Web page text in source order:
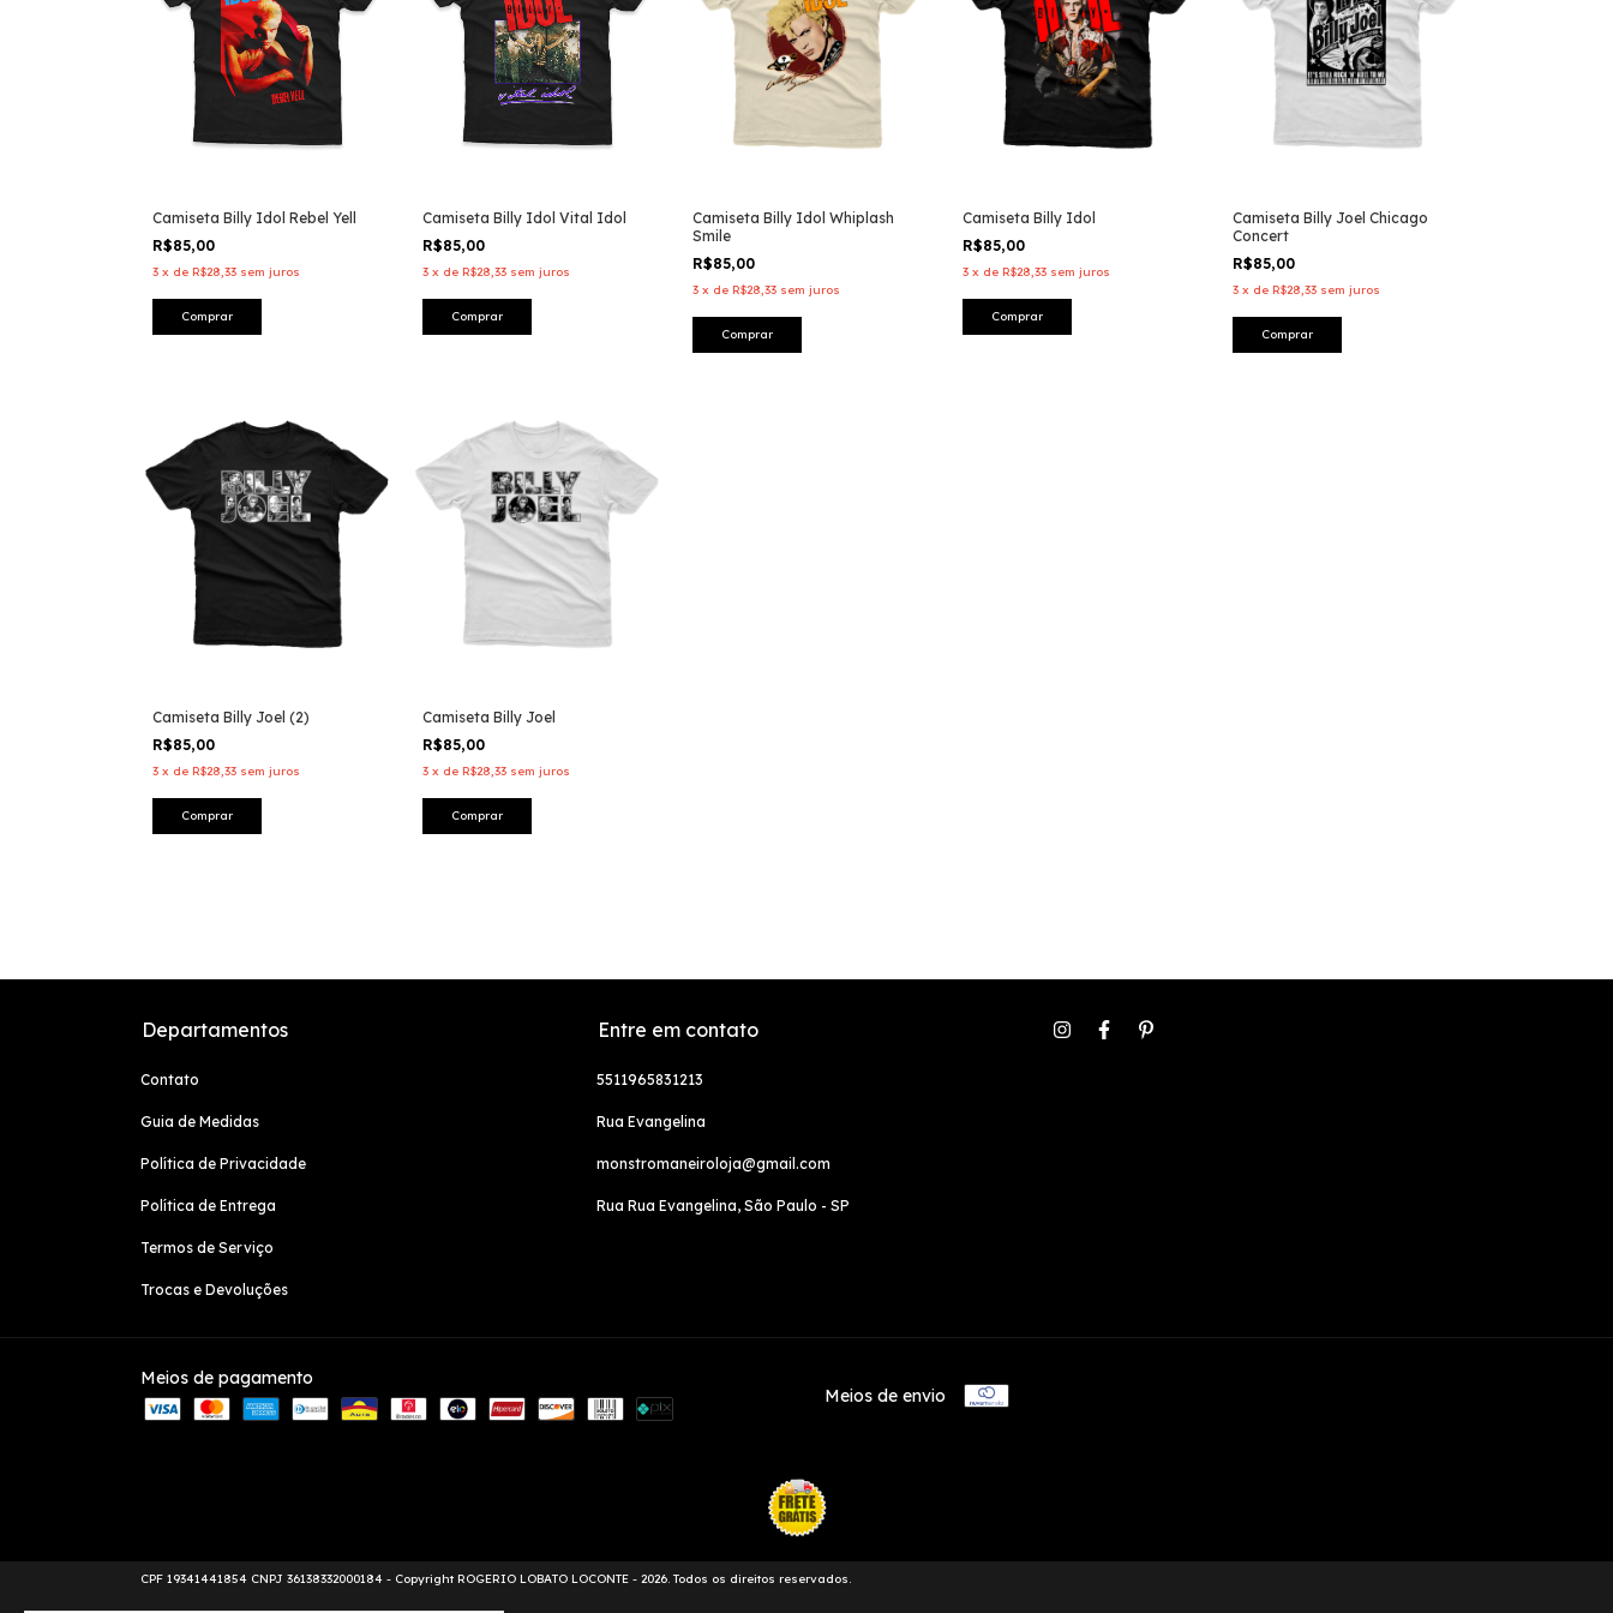
Camiseta Billy Idol Rebel Yell
R$85,00
3 x de R$28,33 sem juros
Comprar
Camiseta Billy Idol Vital Idol
R$85,00
3 x de R$28,33 sem juros
Comprar
Camiseta Billy Idol Whiplash
Smile
R$85,00
3 x de R$28,33 sem juros
Comprar
Camiseta Billy Idol
R$85,00
3 x de R$28,33 sem juros
Comprar
Camiseta Billy Joel Chicago
Concert
R$85,00
3 x de R$28,33 sem juros
Comprar
Camiseta Billy Joel (2)
R$85,00
3 x de R$28,33 sem juros
Comprar
Camiseta Billy Joel
R$85,00
3 x de R$28,33 sem juros
Comprar
Departamentos
Contato
Guia de Medidas
Política de Privacidade
Política de Entrega
Termos de Serviço
Trocas e Devoluções
Entre em contato
5511965831213
Rua Evangelina
monstromaneiroloja@gmail.com
Rua Rua Evangelina, São Paulo - SP
Meios de pagamento
Meios de envio
Copyright ROGERIO LOBATO LOCONTE - 2026. Todos os direitos reservados.